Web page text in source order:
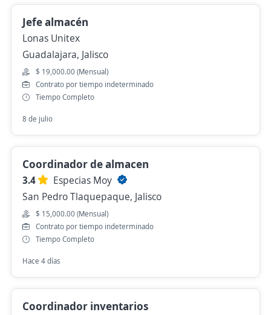
Jefe almacén
Lonas Unitex
Guadalajara, Jalisco
$ 19,000.00 (Mensual)
Contrato por tiempo indeterminado
Tiempo Completo
8 de julio
Coordinador de almacen
3.4
Especias Moy
San Pedro Tlaquepaque, Jalisco
$ 15,000.00 (Mensual)
Contrato por tiempo indeterminado
Tiempo Completo
Hace 4 días
Coordinador inventarios